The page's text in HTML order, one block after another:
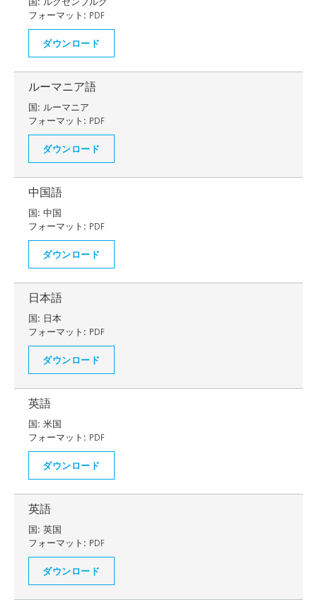
フォーマット: PDF
ダウンロード
ルーマニア語
国: ルーマニア
フォーマット: PDF
ダウンロード
中国語
国: 中国
フォーマット: PDF
ダウンロード
日本語
国: 日本
フォーマット: PDF
ダウンロード
英語
国: 米国
フォーマット: PDF
ダウンロード
英語
国: 英国
フォーマット: PDF
ダウンロード